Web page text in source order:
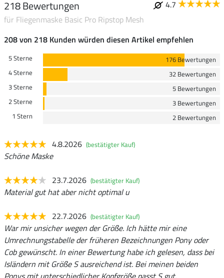
218 Bewertungen
4.7
für Fliegenmaske Basic Pro Ripstop Mesh
208 von 218 Kunden würden diesen Artikel empfehlen
5 Sterne
176 Bewertungen
4 Sterne
32 Bewertungen
3 Sterne
5 Bewertungen
2 Sterne
3 Bewertungen
1 Stern
2 Bewertungen
4.8.2026 (bestätigter Kauf)
Schöne Maske
23.7.2026 (bestätigter Kauf)
Material gut hat aber nicht optimal u
22.7.2026 (bestätigter Kauf)
War mir unsicher wegen der Größe. Ich hätte mir eine
Umrechnungstabelle der früheren Bezeichnungen Pony oder
Cob gewünscht. In einer Bewertung habe ich gelesen, dass bei
Isländern mit Größe S ausreichend ist. Bei meinen beiden